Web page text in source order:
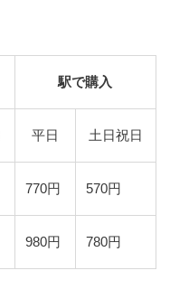
駅で購入
平日 土日祝日
770円 570円
980円 780円